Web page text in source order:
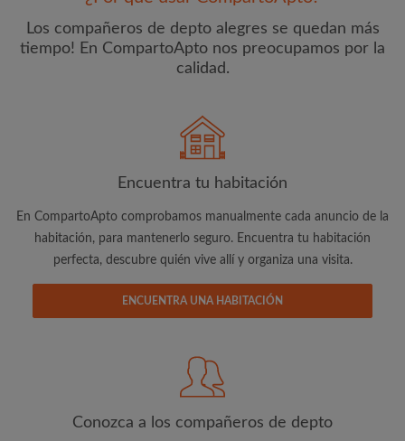
Nombre
Dirección de correo electrónico
He leído, entendido y acepto las
Política de confidencialidad
CREAR PERFIL
Los compañeros de depto alegres se quedan más
tiempo! En CompartoApto nos preocupamos por la
calidad.
Encuentra tu habitación
En CompartoApto comprobamos manualmente cada anuncio de la
habitación, para mantenerlo seguro. Encuentra tu habitación
perfecta, descubre quién vive allí y organiza una visita.
ENCUENTRA UNA HABITACIÓN
Conozca a los compañeros de depto